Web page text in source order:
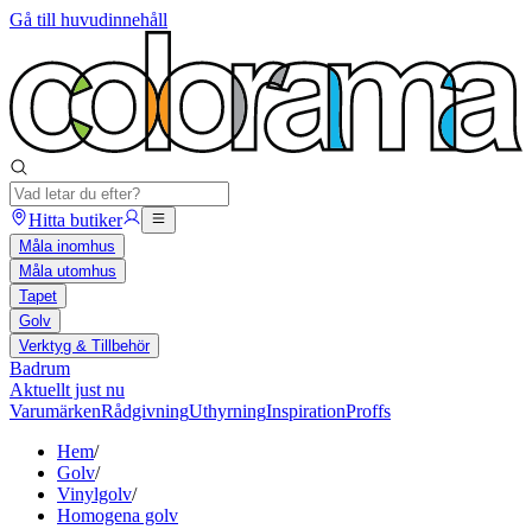
Gå till huvudinnehåll
Hitta butiker
Måla inomhus
Måla utomhus
Tapet
Golv
Verktyg & Tillbehör
Badrum
Aktuellt just nu
VarumärkenRådgivningUthyrningInspirationProffs
Hem/
Golv/
Vinylgolv/
Homogena golv